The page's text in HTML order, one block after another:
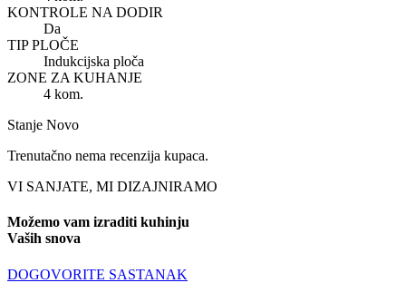
KONTROLE NA DODIR
Da
TIP PLOČE
Indukcijska ploča
ZONE ZA KUHANJE
4 kom.
Stanje Novo
Trenutačno nema recenzija kupaca.
VI SANJATE, MI DIZAJNIRAMO
Možemo vam izraditi kuhinju
Vaših snova
DOGOVORITE SASTANAK